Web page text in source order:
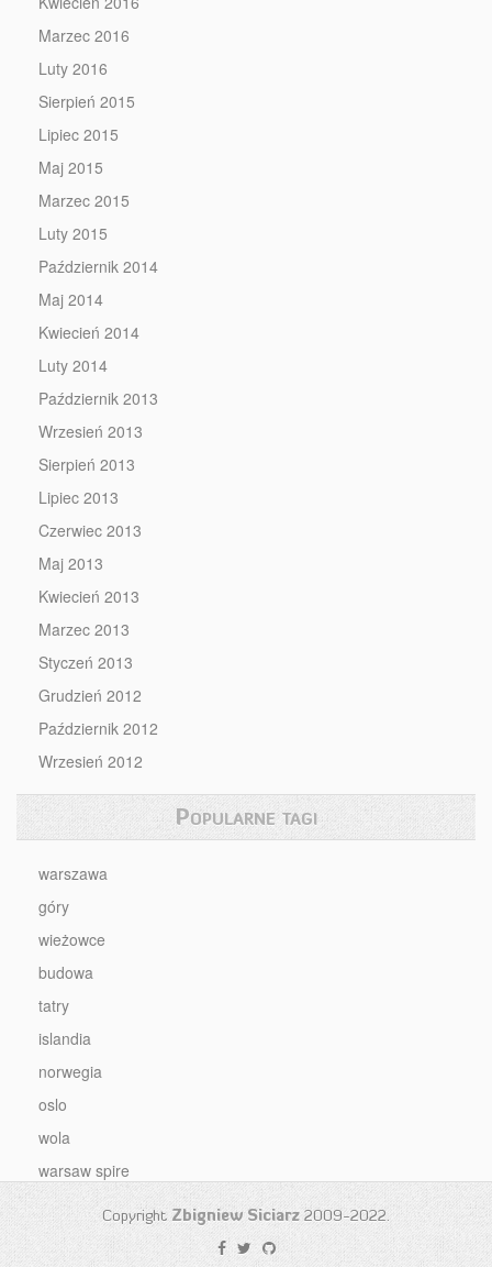
Marzec 2016
Luty 2016
Sierpień 2015
Lipiec 2015
Maj 2015
Marzec 2015
Luty 2015
Październik 2014
Maj 2014
Kwiecień 2014
Luty 2014
Październik 2013
Wrzesień 2013
Sierpień 2013
Lipiec 2013
Czerwiec 2013
Maj 2013
Kwiecień 2013
Marzec 2013
Styczeń 2013
Grudzień 2012
Październik 2012
Wrzesień 2012
Popularne tagi
warszawa
góry
wieżowce
budowa
tatry
islandia
norwegia
oslo
wola
warsaw spire
Copyright Zbigniew Siciarz 2009-2022.